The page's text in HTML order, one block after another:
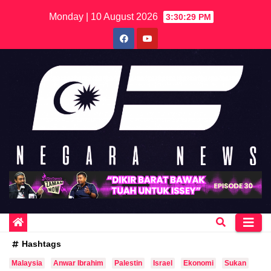
Monday | 10 August 2026 3:30:29 PM
Hashtags
Malaysia Anwar Ibrahim Palestin Israel Ekonomi Sukan